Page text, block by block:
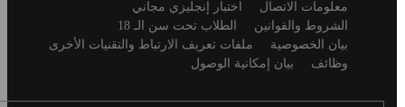
Secondaryمعلومات الاتصال
اختبار إنجليزي مجاني
الشروط والقوانين
الطلاب تحت سن الـ 18
بيان الخصوصية
ملفات تعريف الارتباط والتقنيات الأخرى
وظائف
بيان إمكانية الوصول